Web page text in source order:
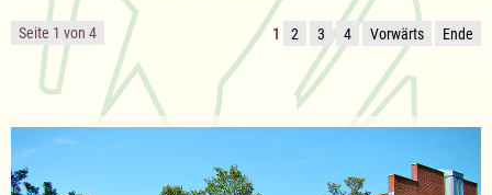
Seite 1 von 4 1 2 3 4 Vorwärts Ende